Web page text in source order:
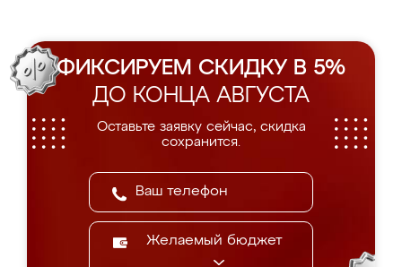
ФИКСИРУЕМ СКИДКУ В 5%
ДО КОНЦА АВГУСТА
Оставьте заявку сейчас, скидка
сохранится.
Желаемый бюджет